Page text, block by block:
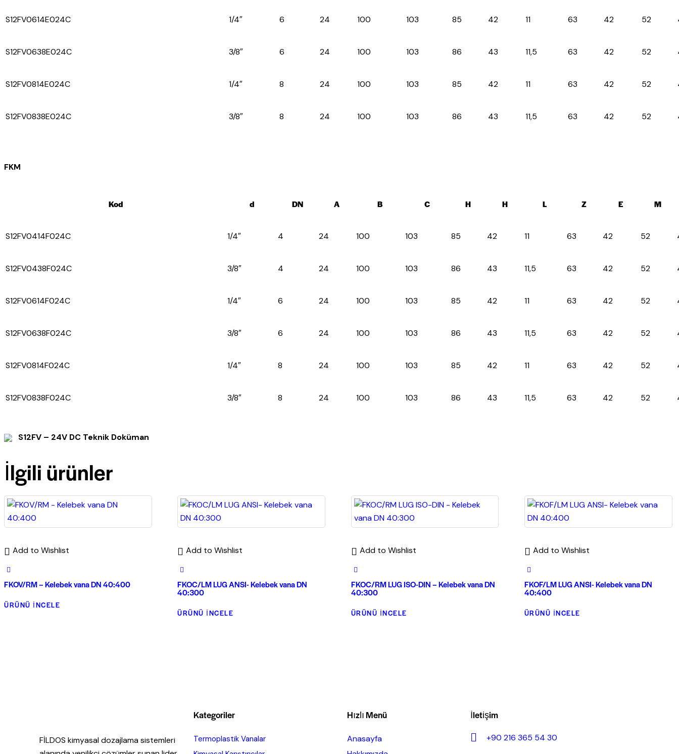
S12FV0614E024C 1/4″ 6 24 100 103 85 42 11 63 42 52
S12FV0638E024C 3/8″ 6 24 100 103 86 43 11,5 63 42 52
S12FV0814E024C 1/4″ 8 24 100 103 85 42 11 63 42 52
S12FV0838E024C 3/8″ 8 24 100 103 86 43 11,5 63 42 52
FKM
Kod d DN A B C H H L Z E M
S12FV0414F024C 1/4″ 4 24 100 103 85 42 11 63 42 52
S12FV0438F024C 3/8″ 4 24 100 103 86 43 11,5 63 42 52
S12FV0614F024C 1/4″ 6 24 100 103 85 42 11 63 42 52
S12FV0638F024C 3/8″ 6 24 100 103 86 43 11,5 63 42 52
S12FV0814F024C 1/4″ 8 24 100 103 85 42 11 63 42 52
S12FV0838F024C 3/8″ 8 24 100 103 86 43 11,5 63 42 52
S12FV – 24V DC Teknik Doküman
İlgili ürünler
Add to Wishlist
FKOV/RM – Kelebek vana DN 40:400
ÜRÜNÜ İNCELE
Add to Wishlist
FKOC/LM LUG ANSI- Kelebek vana DN
40:300
ÜRÜNÜ İNCELE
Add to Wishlist
FKOC/RM LUG ISO-DIN – Kelebek vana DN
40:300
ÜRÜNÜ İNCELE
Add to Wishlist
FKOF/LM LUG ANSI- Kelebek vana DN
40:400
ÜRÜNÜ İNCELE
FİLDOS kimyasal dozajlama sistemleri
Kategoriler
Termoplastik Vanalar
Hızlı Menü
Anasayfa
İletişim
+90 216 365 54 30